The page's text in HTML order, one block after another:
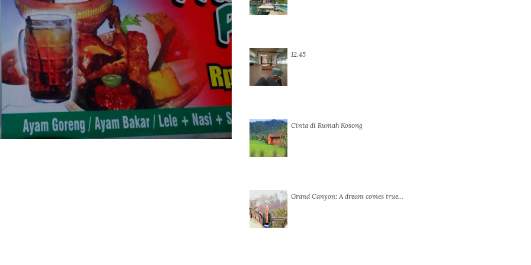
12.45
Cinta di Rumah Kosong
Grand Canyon: A dream comes true…